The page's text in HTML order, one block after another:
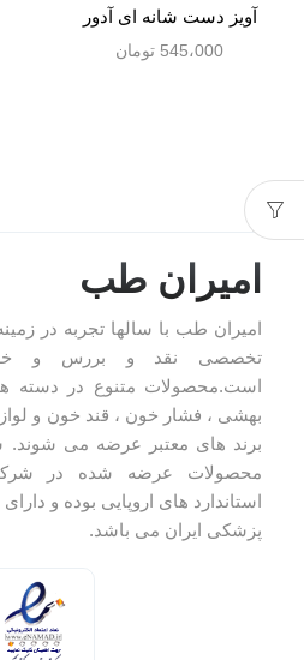
آویز دست شانه ای آدور
545،000 تومان
امیران طب
امیران طب با سالها تجربه در
تخصصی نقد و بررس و
است.محصولات متنوع در دسته
بهشی ، فشار خون ، قند خون و
برند های معتبر عرضه می شوند.
محصولات عرضه شده در
استاندارد های اروپایی بوده و
پزشکی ایران می باشد.